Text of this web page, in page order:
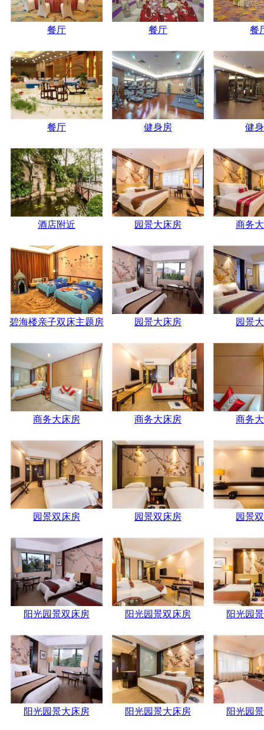
餐厅 餐厅 餐
餐厅 健身房 健
酒店附近 园景大床房 商务
碧海楼亲子双床主题房 园景大床房 园景
商务大床房 商务大床房 商务
园景双床房 园景双床房 园景
阳光园景双床房 阳光园景双床房 阳光园
阳光园景大床房 阳光园景大床房 阳光园